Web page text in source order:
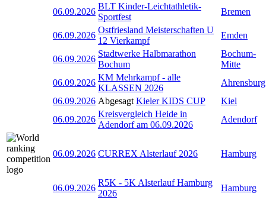
06.09.2026
BLT Kinder-Leichtathletik-
Sportfest
Bremen
06.09.2026
Ostfriesland Meisterschaften U
12 Vierkampf
Emden
06.09.2026
Stadtwerke Halbmarathon
Bochum
Bochum-
Mitte
06.09.2026
KM Mehrkampf - alle
KLASSEN 2026
Ahrensburg
06.09.2026 Abgesagt Kieler KIDS CUP
Kiel
06.09.2026
Kreisvergleich Heide in
Adendorf am 06.09.2026
Adendorf
06.09.2026 CURREX Alsterlauf 2026 Hamburg
06.09.2026
R5K - 5K Alsterlauf Hamburg
2026
Hamburg